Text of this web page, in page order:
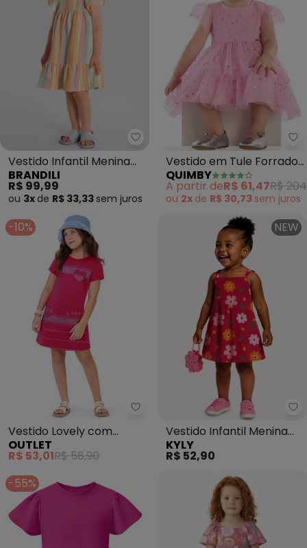
Brandili - Vestido Infantil
Vestido Infantil Menina
em Cotton (Rosa)
BRANDILI
R$ 99,99
ou 3x de R$ 33,33 sem juros
Vestido em Tule Forrado
para Bebê (Rosa)
QUIMBY
A partir deR$ 61,47R$
ou 2x de R$ 30,73 sem juros
-10%
Outlet - Vestido Lovely com
Vestido Lovely com
Corações Menina (Rosa )
OUTLET
R$ 53,01R$ 58,90
NEW
Vestido Infantil Menina
Flores (Rosa)
KYLY
R$ 52,90
-55%